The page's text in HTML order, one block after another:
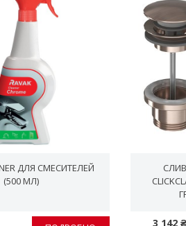
ДЛЯ СМЕСИТЕЛЕЙ
(500 МЛ)
3 142 ₴